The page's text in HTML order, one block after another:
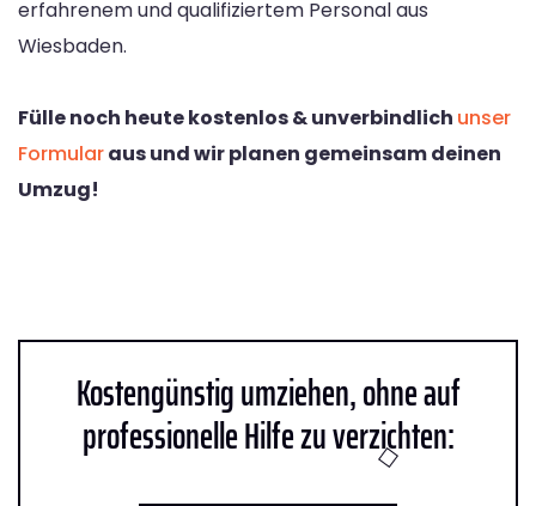
erfahrenem und qualifiziertem Personal aus
Wiesbaden.
Fülle noch heute kostenlos & unverbindlich unser
Formularaus und wir planen gemeinsam deinen
Umzug!
Kostengünstig umziehen, ohne auf
professionelle Hilfe zu verzichten: